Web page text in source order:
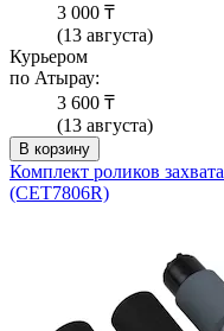
3 000 ₸
(13 августа)
Курьером
по Атырау:
3 600 ₸
(13 августа)
В корзину
Комплект роликов
(CET7806R)